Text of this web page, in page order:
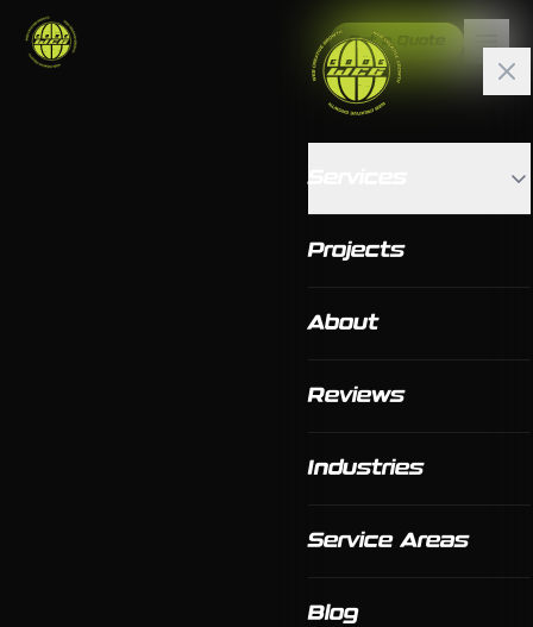
Get a Quote
Projects
About
Reviews
Industries
Service Areas
Blog